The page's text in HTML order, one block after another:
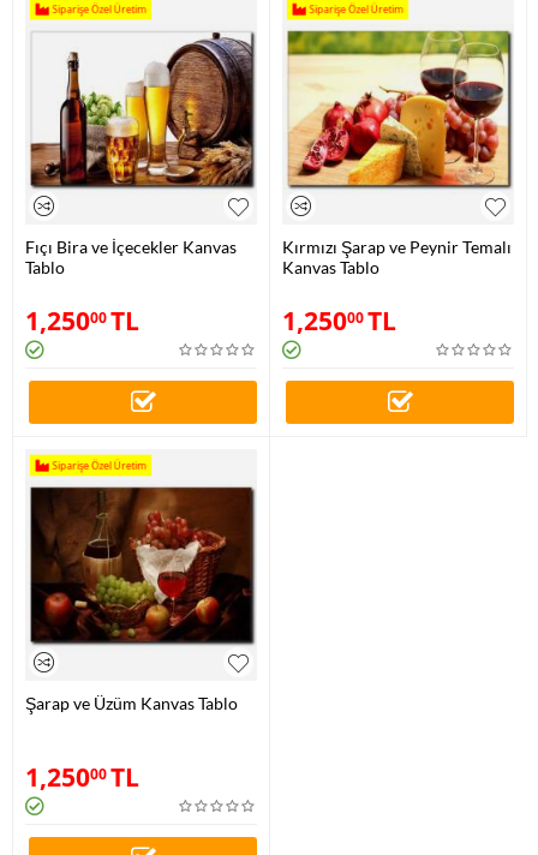
Siparişe Özel Üretim
Fıçı Bira ve İçecekler Kanvas
Tablo
1,25000TL
Siparişe Özel Üretim
Kırmızı Şarap ve Peynir Temalı
Kanvas Tablo
1,25000TL
Siparişe Özel Üretim
Şarap ve Üzüm Kanvas Tablo
1,25000TL